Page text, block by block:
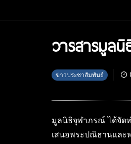
วารสารมูล
ข่าวประชาสัมพันธ์
มูลนิธิจุฬาภรณ์ ได้จัด
เสนอพระปณิธานและ